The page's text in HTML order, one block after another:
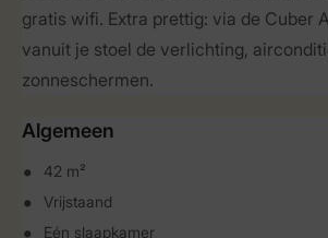
gratis wifi. Extra prettig: via de Cuber
vanuit je stoel de verlichting,
zonneschermen.
Algemeen
42 m²
Vrijstaand
Eén slaapkamer